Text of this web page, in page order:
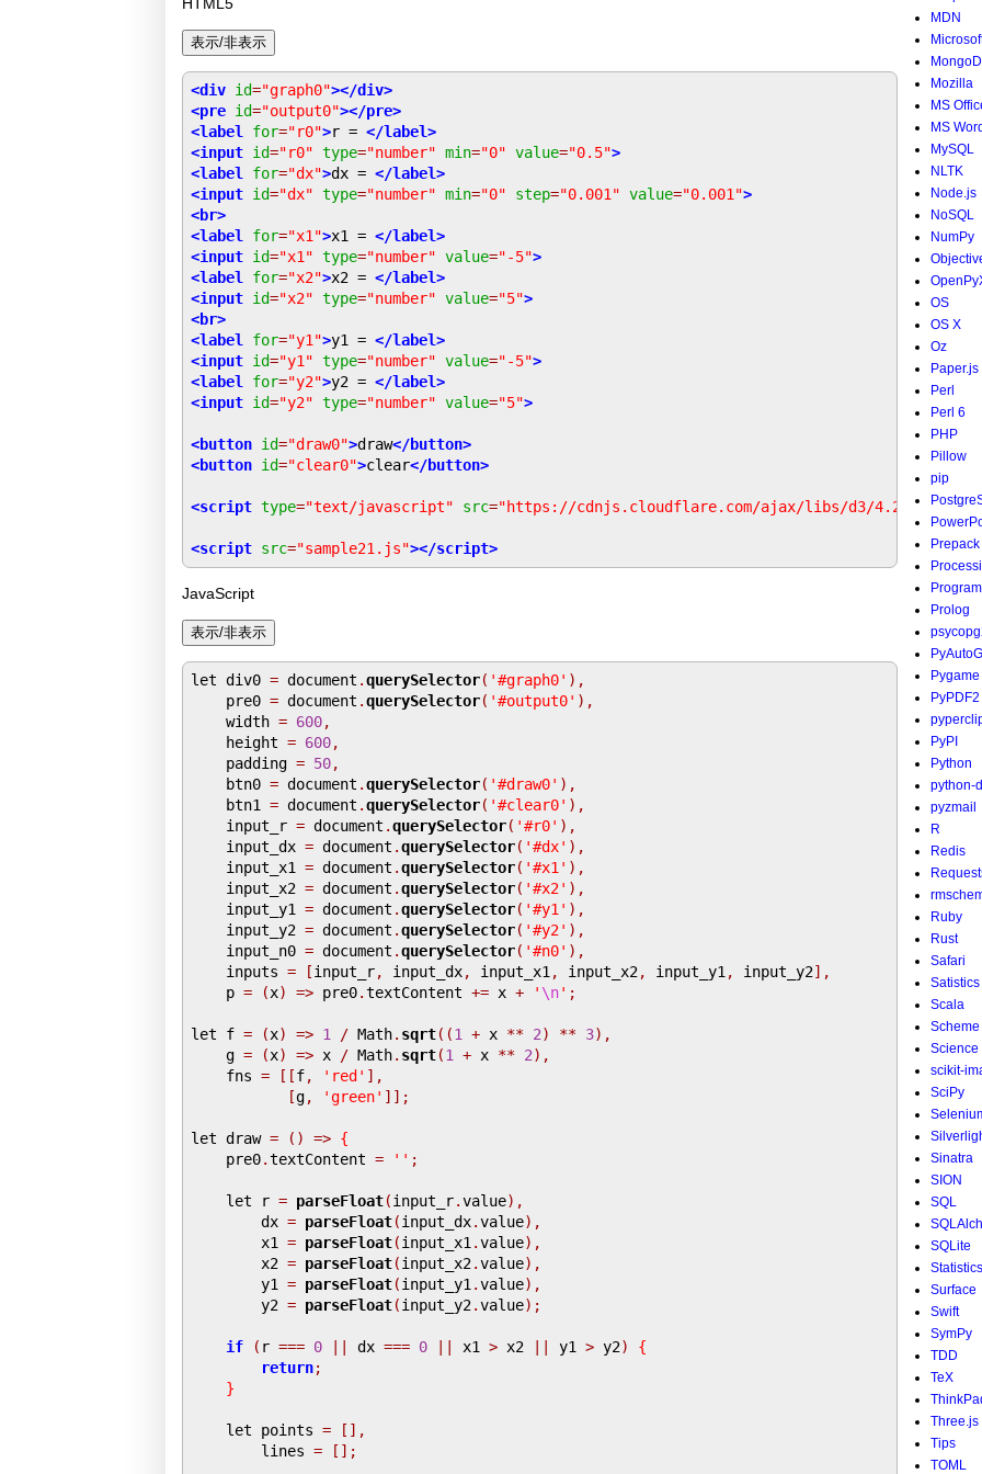
HTML5
<div id="graph0"></div>
<pre id="output0"></pre>
<label for="r0">r = </label>
<input id="r0" type="number" min="0" value="0.5">
<label for="dx">dx = </label>
<input id="dx" type="number" min="0" step="0.001" value="0.001">
<br>
<label for="x1">x1 = </label>
<input id="x1" type="number" value="-5">
<label for="x2">x2 = </label>
<input id="x2" type="number" value="5">
<br>
<label for="y1">y1 = </label>
<input id="y1" type="number" value="-5">
<label for="y2">y2 = </label>
<input id="y2" type="number" value="5">
<button id="draw0">draw</button>
<button id="clear0">clear</button>
<script type="text/javascript" src="https://cdnjs.cloudflare.com/ajax/libs/d3/4.2.6/
<script src="sample21.js"></script>
JavaScript
let div0 = document .querySelector( '#graph0' ),
    pre0
= document .querySelector( '#output0' ),
    width
= 600,
    height
= 600,
    padding
= 50,
    btn0
= document .querySelector( '#draw0' ),
    btn1
= document .querySelector( '#clear0' ),
    input_r
= document .querySelector( '#r0' ),
    input_dx
= document .querySelector( '#dx' ),
    input_x1
= document .querySelector( '#x1' ),
    input_x2
= document .querySelector( '#x2' ),
    input_y1
= document .querySelector( '#y1' ),
    input_y2
= document .querySelector( '#y2' ),
    input_n0
= document .querySelector( '#n0' ),
    inputs
= [input_r, input_dx, input_x1, input_x2, input_y1, input_y2],
    p
= (x) => pre0.textContent += x + ' \n' ;
let f = (x) => 1 / Math. sqrt((1 + x ** 2) ** 3),
    g
= (x) => x / Math. sqrt(1 + x ** 2),
    fns
= [[f, 'red' ],
[g, 'green' ]];
let draw = () => {
    pre0
.textContent = '' ;
    let r
= parseFloat(input_r.value),
        dx
= parseFloat(input_dx.value),
        x1
= parseFloat(input_x1.value),
        x2
= parseFloat(input_x2.value),
        y1
= parseFloat(input_y1.value),
        y2
= parseFloat(input_y2.value);
if ( r === 0 dx === 0 x1 > x2 y1 > y2)
{
return;
}
    let points
=
[],
        lines
= [];
MDN
Mozilla
MS
MS Word
MySQL
NLTK
Node.js
NoSQL
NumPy
OS
OS X
Oz
Paper.js
Perl
Perl 6
PHP
Pillow
pip
Prepack
Prolog
Pygame
PyPDF2
PyPI
Python
python-
pyzmail
R
Redis
Ruby
Rust
Safari
Satistics
Scala
Scheme
Science
scikit-
SciPy
Sinatra
SION
SQL
SQLite
Statistics
Surface
Swift
SymPy
TDD
TeX
Three.js
Tips
TOML